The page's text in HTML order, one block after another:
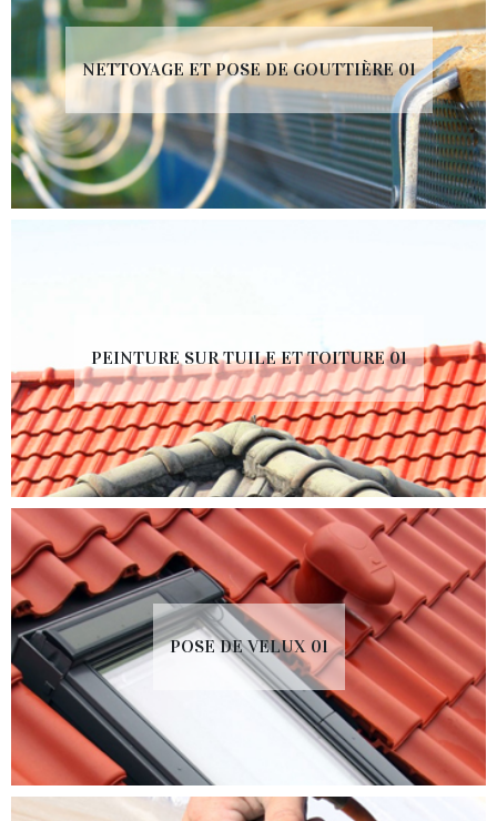
NETTOYAGE ET POSE DE GOUTTIÈRE 01
PEINTURE SUR TUILE ET TOITURE 01
POSE DE VELUX 01